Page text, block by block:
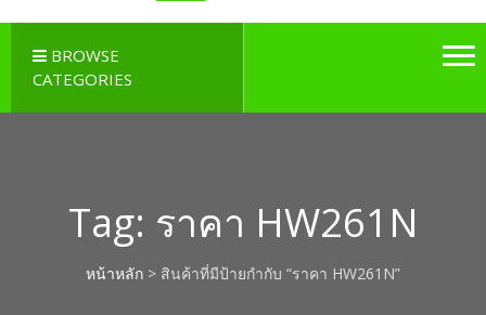
BROWSE
CATEGORIES
Tag: ราคา HW261N
หน้าหลัก > สินค้าที่มีป้ายกำกับ “ราคา HW261N”